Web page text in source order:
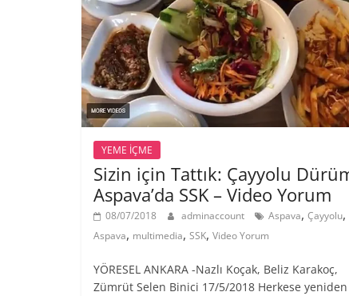
YEME İÇME
Sizin için Tattık: Çayyolu
Aspava’da SSK – Video Yorum
08/07/2018 adminaccount Aspava, Çayyolu,
Aspava, multimedia, SSK, Video Yorum
YÖRESEL ANKARA -Nazlı Koçak, Beliz Karakoç,
Zümrüt Selen Binici 17/5/2018 Herkese yeniden